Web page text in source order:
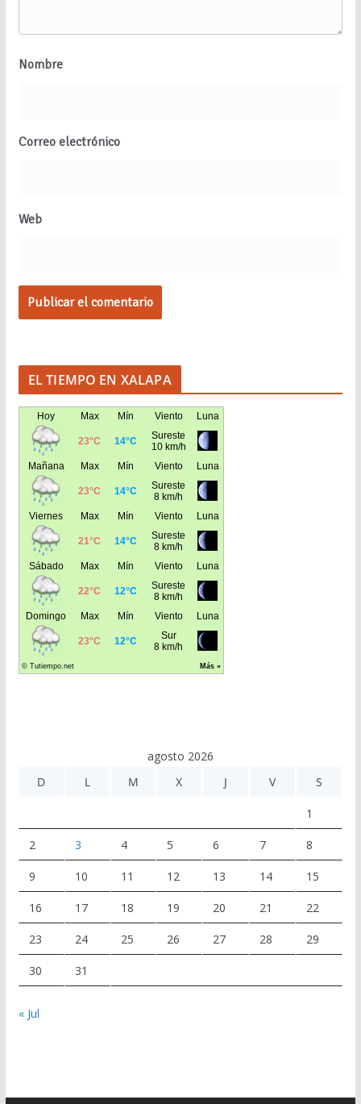
Nombre
Correo electrónico
Web
EL TIEMPO EN XALAPA
agosto 2026
D
L M X J V S
1
2 3 4 5 6 7 8
9 10 11 12 13 14 15
16 17 18 19 20 21 22
23 24 25 26 27 28 29
30 31
« Jul